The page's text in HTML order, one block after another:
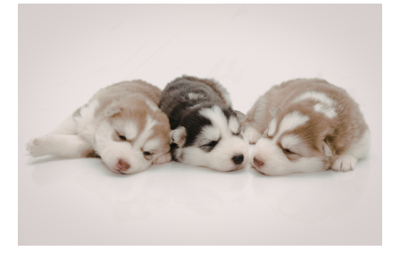
HLEDAT